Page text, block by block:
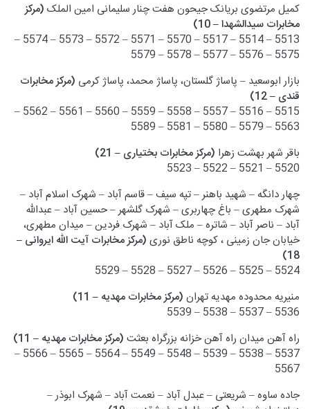
کمیل مرتضوی بریانک جیحون هفت چنار سلیمانی امین الملک (مرکز
مخابرات سیدالشهدا – 10)
5513 – 5514 – 5517 – 5570 – 5571 – 5572 – 5573 – 5574 –
5575 – 5576 – 5577 – 5578 – 5579
بازار ابوسعید – پاساژ گلستان، پاساژ محمد، پاساژ کرمی (مرکز مخابرات
قندی – 12)
5515 – 5516 – 5557 – 5558 – 5559 – 5560 – 5561 – 5562 –
5563 – 5579 – 5580 – 5581 – 5589
باقر شهر بهشت زهرا (مرکز مخابرات بختیاری – 21)
5520 – 5521 – 5522 – 5523
چهار دانگه – شهید باهنر – تپه سیف – قاسم آباد – شهرک اسلام آباد –
شهرک مطهری – باغ چهاربری – شهرک گلشهر – حسین آباد – عبدالله
آباد – ناصر آباد – شاتره – ملک آباد – شهرک فردین – میدان مطهری،
خیابان جان زمینی ، کوچه ناطق نوری (مرکز مخابرات آیت الله ایروانی –
18)
5524 – 5525 – 5526 – 5527 – 5528 – 5529
منیریه محدوده مهدیه تهران (مرکز مخابرات مهدیه – 11)
5536 – 5537 – 5538 – 5539
راه آهن میدان راه آهن خزانه بزرگراه بعثت (مرکز مخابرات مهدیه – 11)
5537 – 5538 – 5539 – 5548 – 5549 – 5564 – 5565 – 5566 –
5567
جاده ساوه – شریعتی – عبدل آباد – نعمت آباد – شهرک ابوذر –